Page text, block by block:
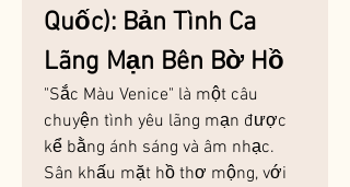
Quốc): Bản Tình Ca
Lãng Mạn Bên Bờ Hồ
"Sắc Màu Venice" là một câu
chuyện tình yêu lãng mạn được
kể bằng ánh sáng và âm nhạc.
Sân khấu mặt hồ thơ mộng, với